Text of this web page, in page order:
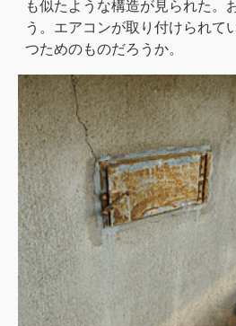
も似たような構造が見られた。
う。エアコンが取り付けられて
つためのものだろうか。